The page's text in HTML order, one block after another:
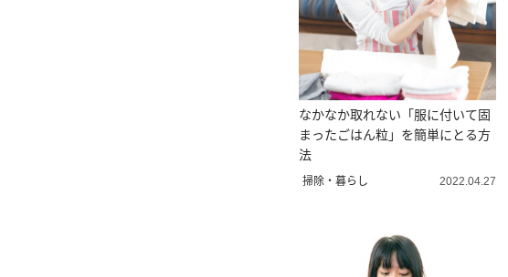
なかなか取れない「服に付いて固
まったごはん粒」を簡単にとる方
法
掃除・暮らし 2022.04.27